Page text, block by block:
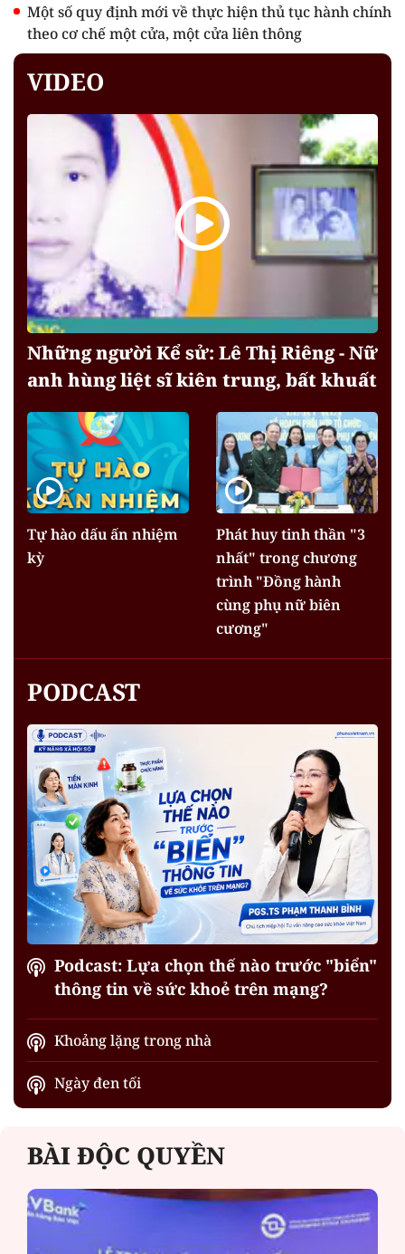
Một số quy định mới về thực hiện thủ tục hành chính
theo cơ chế một cửa, một cửa liên thông
VIDEO
Những người Kể sử: Lê Thị Riêng - Nữ
anh hùng liệt sĩ kiên trung, bất khuất
Tự hào dấu ấn nhiệm
kỳ
Phát huy tinh thần "3
nhất" trong chương
trình "Đồng hành
cùng phụ nữ biên
cương"
PODCAST
Podcast: Lựa chọn thế nào trước "biển"
thông tin về sức khoẻ trên mạng?
Khoảng lặng trong nhà
Ngày đen tối
BÀI ĐỘC QUYỀN